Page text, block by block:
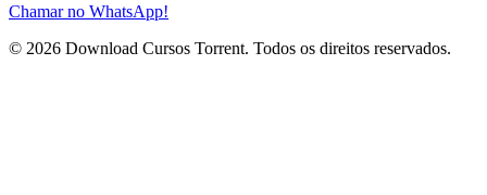
Chamar no WhatsApp!
© 2026 Download Cursos Torrent. Todos os direitos reservados.